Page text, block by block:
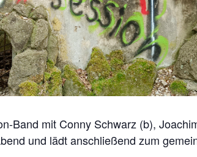
Band mit Conny Schwarz (b),
und lädt anschließend zum